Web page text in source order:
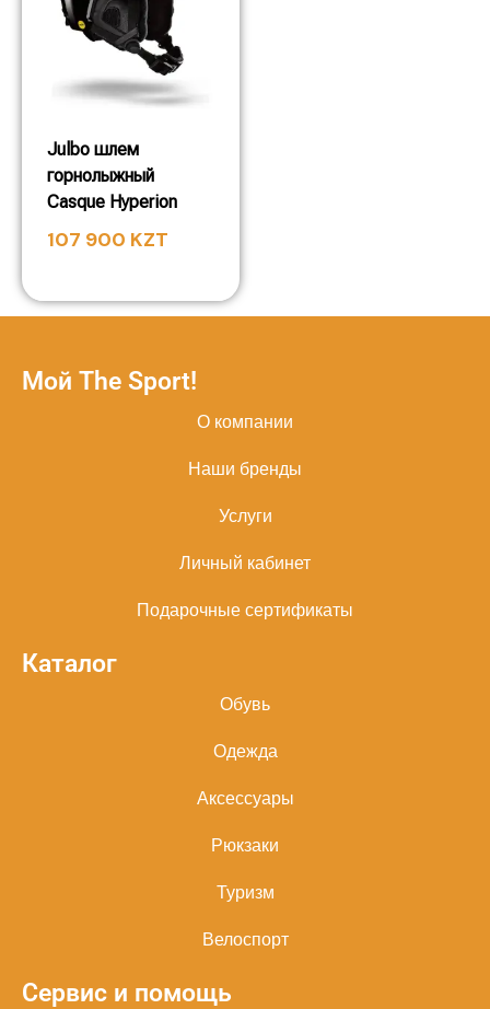
Julbo шлем
горнолыжный
Casque Hyperion
107 900 KZT
Мой The Sport!
О компании
Наши бренды
Услуги
Личный кабинет
Подарочные сертификаты
Каталог
Обувь
Одежда
Аксессуары
Рюкзаки
Туризм
Велоспорт
Сервис и помощь